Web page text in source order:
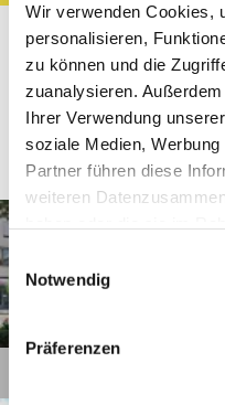
Wir verwenden Cookies,
personalisieren,
zu können und die
zuanalysieren.
Ihrer Verwendung
soziale Medien,
Partner führen diese
weiteren
Impressum
Einwilligungsauswahl
Notwendig
Präferenzen
Sehenswertes
Museen &
Touren